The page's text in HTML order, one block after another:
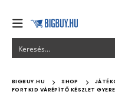
BIGBUY.HU SHOP
FORTKID VÁRÉPÍTŐ KÉSZLET